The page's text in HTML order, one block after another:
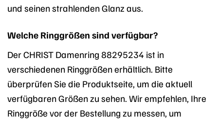
und seinen strahlenden Glanz aus.
Welche Ringgrößen sind verfügbar?
Der CHRIST Damenring 88295234 ist in
verschiedenen Ringgrößen erhältlich. Bitte
überprüfen Sie die Produktseite, um die aktuell
verfügbaren Größen zu sehen. Wir empfehlen, Ihre
Ringgröße vor der Bestellung zu messen, um